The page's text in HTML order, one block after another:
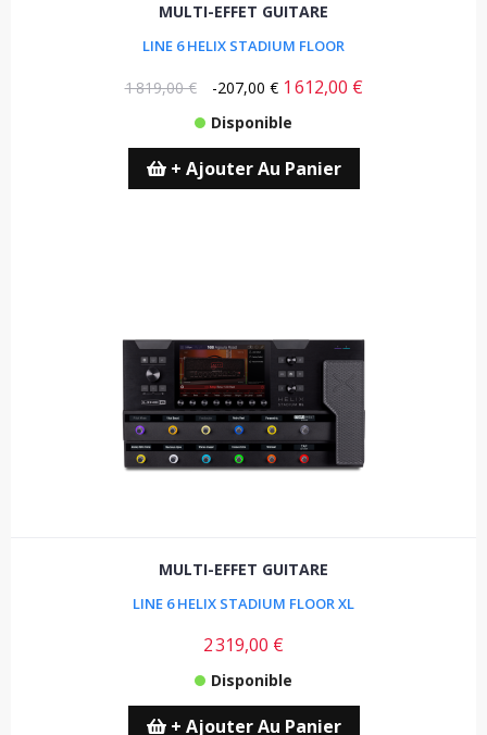
MULTI-EFFET GUITARE
LINE 6 HELIX STADIUM FLOOR
1 819,00 € -207,00 € 1 612,00 €
Disponible
+ Ajouter Au Panier
MULTI-EFFET GUITARE
LINE 6 HELIX STADIUM FLOOR XL
2 319,00 €
Disponible
+ Ajouter Au Panier